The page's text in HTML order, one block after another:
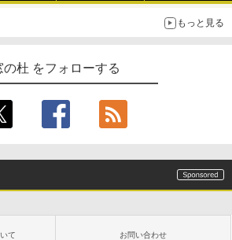
Amazon Kindle - 目に優しい、かさばら
ない、大きな画面で読みやすい、6週間持
書籍リーダー、ブラック、16GB、広告な
Kindle Paperwhite シグニチャーエディ
るさ自動調整、色調調節ライト、12週間
持続バッテリー、広告なし、メタリック
もっと見る
の杜 をフォローする
て お問い合わせ